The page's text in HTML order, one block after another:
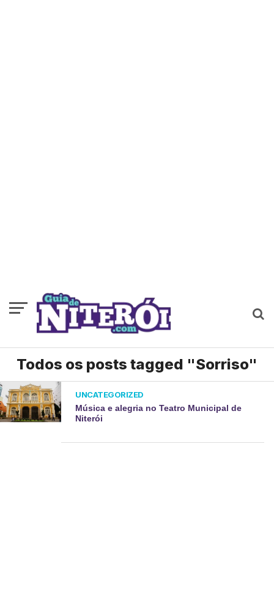
Todos os posts tagged "Sorriso"
UNCATEGORIZED
Música e alegria no Teatro Municipal de
Niterói